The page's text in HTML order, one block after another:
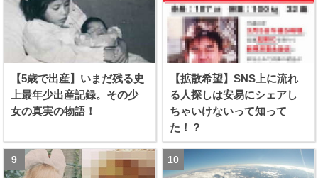
【5歳で出産】いまだ残る史
上最年少出産記録。その少
女の真実の物語！
【拡散希望】SNS上に流れ
る人探しは安易にシェアし
ちゃいけないって知って
た！？